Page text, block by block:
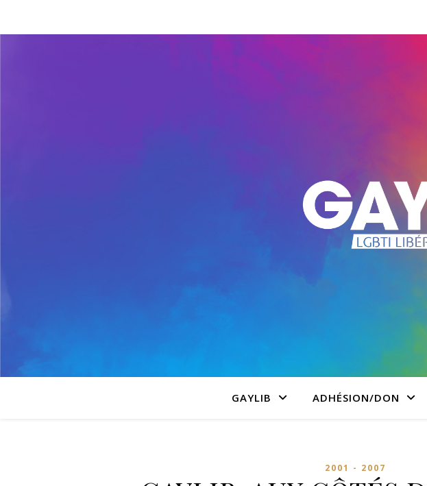
GAYLIB ADHÉSION/DON
2001 - 2007